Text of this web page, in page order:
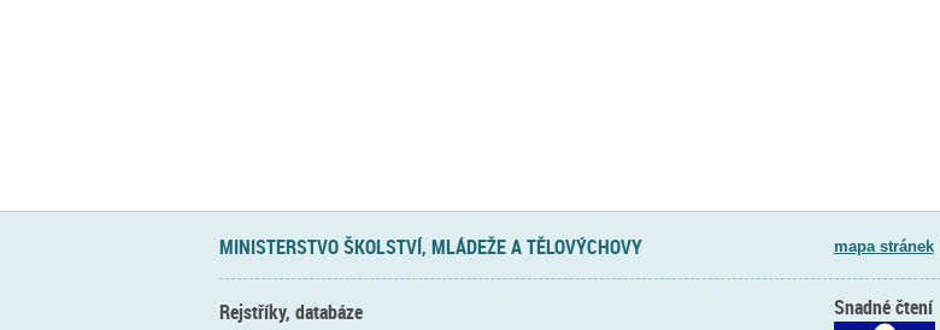
MINISTERSTVO ŠKOLSTVÍ, MLÁDEŽE A TĚLOVÝCHOVY mapa stránek|
Rejstříky, databáze Snadné čtení